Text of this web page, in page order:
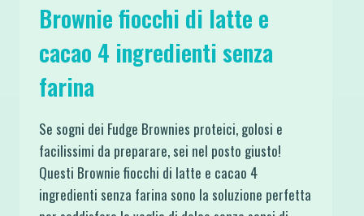
Brownie fiocchi di latte e
cacao 4 ingredienti senza
farina
Se sogni dei Fudge Brownies proteici, golosi e
facilissimi da preparare, sei nel posto giusto!
Questi Brownie fiocchi di latte e cacao 4
ingredienti senza farina sono la soluzione perfetta